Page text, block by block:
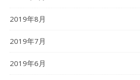
2019年8月
2019年7月
2019年6月